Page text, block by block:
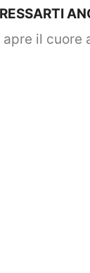
il cuore